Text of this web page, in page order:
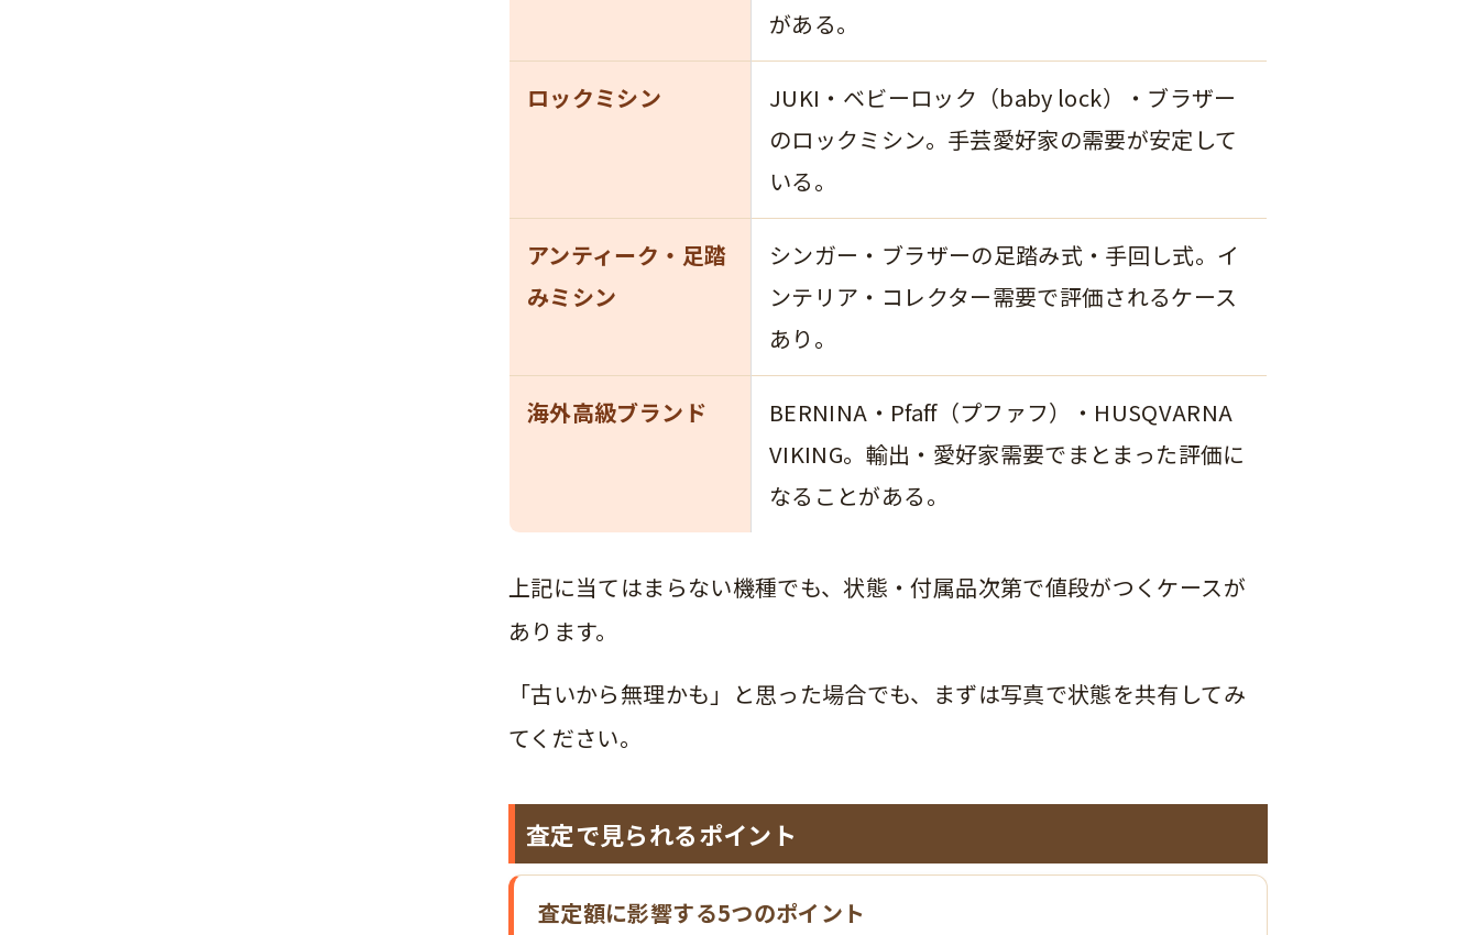
がある。
ロックミシン
JUKI・ベビーロック（baby lock）・ブラザー
のロックミシン。手芸愛好家の需要が安定して
いる。
アンティーク・足踏
みミシン
シンガー・ブラザーの足踏み式・手回し式。イ
ンテリア・コレクター需要で評価されるケース
あり。
海外高級ブランド
BERNINA・Pfaff（プファフ）・HUSQVARNA
VIKING。輸出・愛好家需要でまとまった評価に
なることがある。
上記に当てはまらない機種でも、状態・付属品次第で値段がつくケースが
あります。
「古いから無理かも」と思った場合でも、まずは写真で状態を共有してみ
てください。
査定で見られるポイント
査定額に影響する5つのポイント